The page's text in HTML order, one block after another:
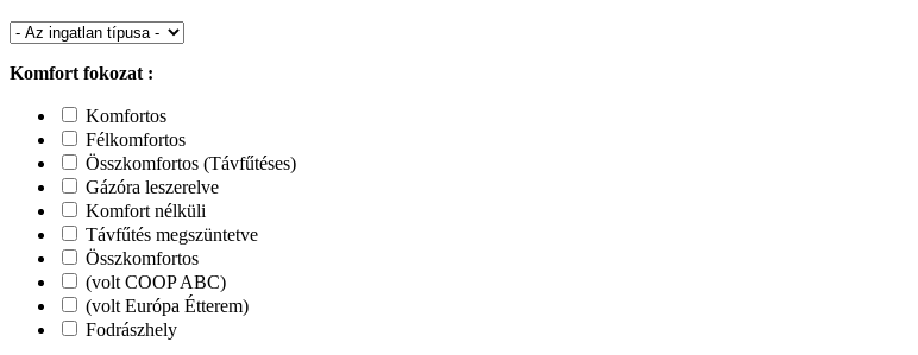
Komfort fokozat :
Komfortos
Félkomfortos
Összkomfortos (Távfűtéses)
Gázóra leszerelve
Komfort nélküli
Távfűtés megszüntetve
Összkomfortos
(volt COOP ABC)
(volt Európa Étterem)
Fodrászhely